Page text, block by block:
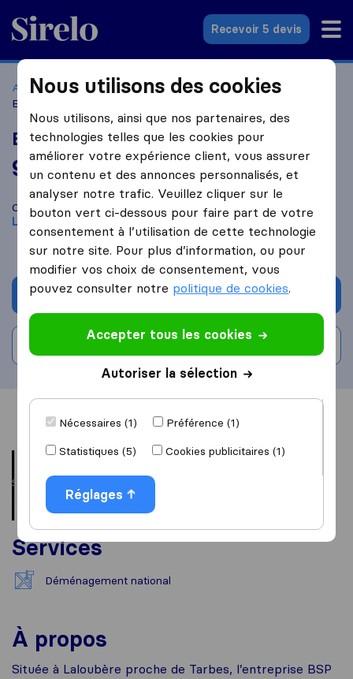
Sirelo.fr
Recevoir 5 devis
Accueil Déménageurs France
Déménageurs Laloubère
Bsp Transports
Bsp Transports
9,0 basé sur 29
avis Sirelo et Google
i
Comparez Bsp Transports avec d'autresdéménageursà
Laloubère
Demander un devis
Rédiger un avis
Vue d'ensemble Avis
Services
Déménagement national
À propos
Située à Laloubère proche de Tarbes, l’entreprise BSP
Nous utilisons des cookies
Nous utilisons, ainsi que nos partenaires, des
technologies telles que les cookies pour
améliorer votre expérience client, vous assurer
un contenu et des annonces personnalisés, et
analyser notre trafic. Veuillez cliquer sur le
bouton vert ci-dessous pour faire part de votre
consentement à l’utilisation de cette technologie
sur notre site. Pour plus d’information, ou pour
modifier vos choix de consentement, vous
pouvez consulter notre politique de cookies.
Accepter tous les cookies
Autoriser la sélection
Nécessaires (1)
Préférence (1)
Statistiques (5)
Cookies publicitaires (1)
Réglages